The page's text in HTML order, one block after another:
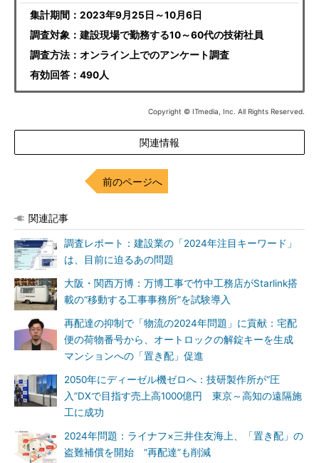
集計期間：2023年9月25日～10月6日
調査対象：建設現場で勤務する10～60代の技術社員
調査方法：オンライン上でのアンケート調査
有効回答：490人
Copyright © ITmedia, Inc. All Rights Reserved.
関連情報
前のページへ
関連記事
調査レポート：建設業の「2024年注目キーワード」
は、目前に迫るあの問題
大阪・関西万博：万博工事で竹中工務店がStarlink搭
載の“移動する工事事務所”を試験導入
再配達の抑制で「物流の2024年問題」に貢献：宅配
便の荷物番号から、オートロックの解錠キーを生成
マンションへの「置き配」促進
2050年にディーゼル機ゼロへ：技研製作所が“圧
入”DXで目指す売上高1000億円 東京～高知の遠隔施
工に成功
2024年問題：ライナフ×三井住友海上、「置き配」の
盗難補償を開始 “再配達”も削減